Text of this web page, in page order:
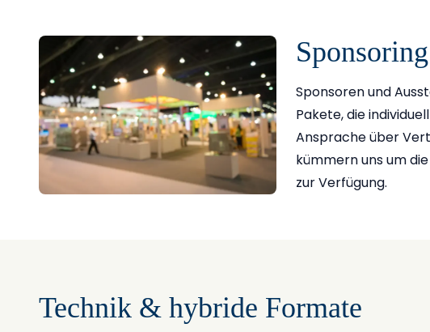
Sponsoren und
Pakete, die
Ansprache über
kümmern uns um
zur Verfügung.
Technik & hybride Formate